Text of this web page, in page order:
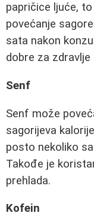
papričice ljuće,
povećanje
sata nakon
dobre za zdravlje
Senf
Senf može
sagorijeva
posto nekoliko
Takođe je
prehlada.
Kofein